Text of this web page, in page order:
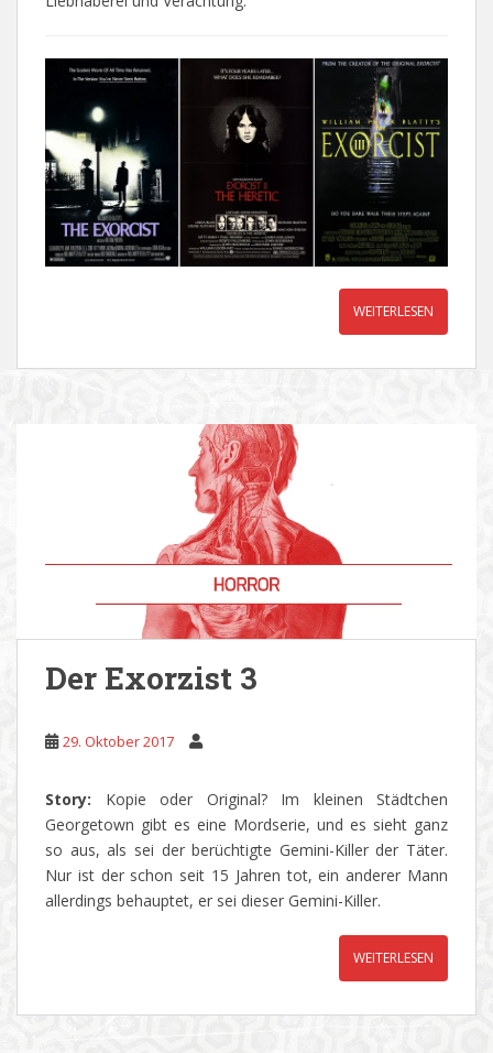
WEITERLESEN
Der Exorzist 3
29. Oktober 2017
Story: Kopie oder Original? Im kleinen Städtchen
Georgetown gibt es eine Mordserie, und es sieht ganz
so aus, als sei der berüchtigte Gemini-Killer der Täter.
Nur ist der schon seit 15 Jahren tot, ein anderer Mann
allerdings behauptet, er sei dieser Gemini-Killer.
WEITERLESEN